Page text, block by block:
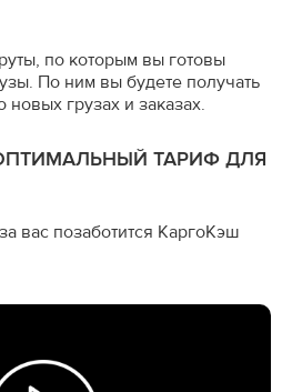
по которым вы готовы
По ним вы будете получать
грузах и заказах.
ТАРИФ ДЛЯ
вас позаботится КаргоКэш